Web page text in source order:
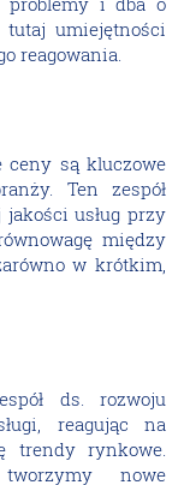
tutaj umiejętności
reagowania.
ceny są kluczowe
Ten zespół
usług przy
między
w krótkim,
ds. rozwoju
reagując na
trendy rynkowe.
nowe